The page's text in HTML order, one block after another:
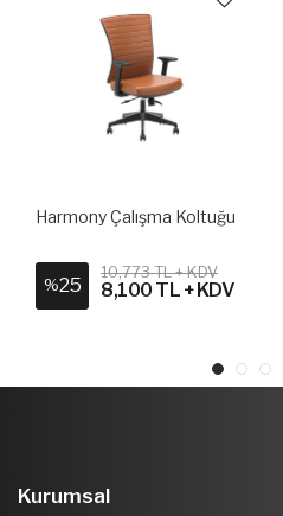
Harmony Çalışma Koltuğu
%25
10,773 TL + KDV
8,100 TL + KDV
Kurumsal